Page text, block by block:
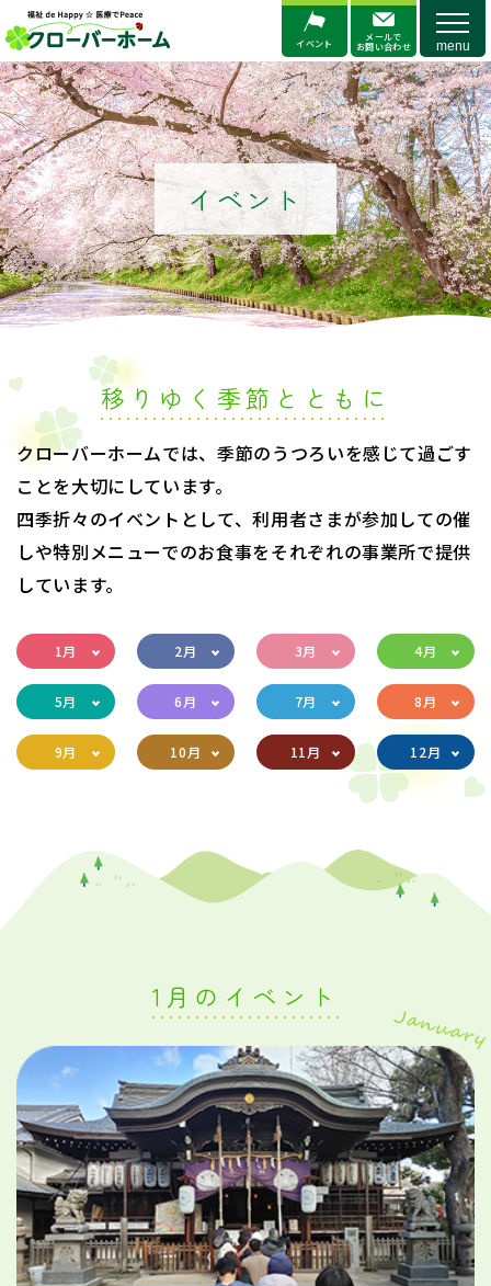
メールで
お問い合わせ
イベント
メニ
イベント
移りゆく季節とともに
クローバーホームでは、季節のうつろいを感じて過ごす
ことを大切にしています。
四季折々のイベントとして、利用者さまが参加しての催
しや特別メニューでのお食事をそれぞれの事業所で提供
しています。
1月 2月 3月 4月
5月 6月 7月 8月
9月 10月 11月 12月
1月のイベント